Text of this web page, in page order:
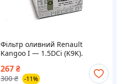
Фільтр оливний Renault
Kangoo I — 1.5DCi (K9K).
8200768913
267 ₴
300 ₴ -11%